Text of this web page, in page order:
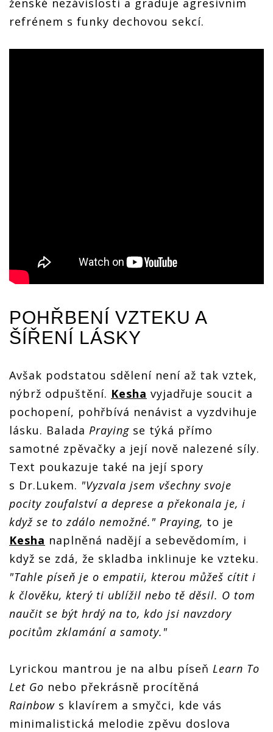
ženské nezávislosti a graduje agresivním
refrénem s funky dechovou sekcí.
POHŘBENÍ VZTEKU A
ŠÍŘENÍ LÁSKY
Avšak podstatou sdělení není až tak vztek,
nýbrž odpuštění. Kesha vyjadřuje soucit a
pochopení, pohřbívá nenávist a vyzdvihuje
lásku. Balada Praying se týká přímo
samotné zpěvačky a její nově nalezené síly.
Text poukazuje také na její spory
s Dr.Lukem. "Vyzvala jsem všechny svoje
pocity zoufalství a deprese a překonala je, i
když se to zdálo nemožné." Praying, to je
Kesha naplněná nadějí a sebevědomím, i
když se zdá, že skladba inklinuje ke vzteku.
"Tahle píseň je o empatii, kterou můžeš cítit i
k člověku, který ti ublížil nebo tě děsil. O tom
naučit se být hrdý na to, kdo jsi navzdory
pocitům zklamání a samoty."
Lyrickou mantrou je na albu píseň Learn To
Let Go nebo překrásně procítěná
Rainbow s klavírem a smyčci, kde vás
minimalistická melodie zpěvu doslova